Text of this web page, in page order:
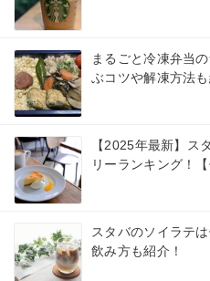
まるごと冷凍弁当
ぶコツや解凍方法も
【2025年最新】ス
リーランキング！
スタバのソイラテ
飲み方も紹介！